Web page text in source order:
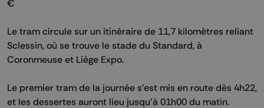
€
Le tram circule sur un itinéraire de 11,7 kilomètres reliant
Sclessin, où se trouve le stade du Standard, à
Coronmeuse et Liège Expo.
Le premier tram de la journée s'est mis en route dès 4h22,
et les dessertes auront lieu jusqu'à 01h00 du matin.